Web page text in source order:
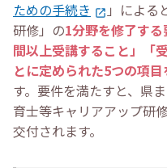
ための手続き
」による
研修」の1分野を修了する
間以上受講すること」「
とに定められた5つの項目
す。要件を満たすと、県
育士等キャリアアップ研
交付されます。